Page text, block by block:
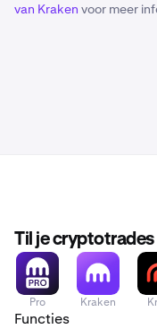
van Kraken voor meer
Til je cryptotrades
Pro Kraken
Functies